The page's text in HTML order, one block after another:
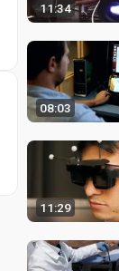
11:34
08:03
11:29